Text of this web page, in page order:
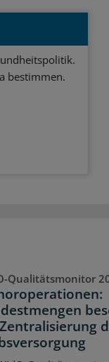
bestimmen.
Qualitätsmonitor